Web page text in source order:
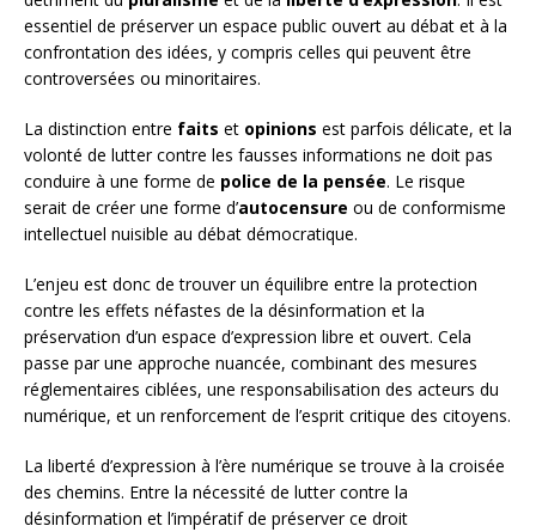
essentiel de préserver un espace public ouvert au débat et à la
confrontation des idées, y compris celles qui peuvent être
controversées ou minoritaires.
La distinction entre faits et opinions est parfois délicate, et la
volonté de lutter contre les fausses informations ne doit pas
conduire à une forme de police de la pensée. Le risque
serait de créer une forme d’autocensure ou de conformisme
intellectuel nuisible au débat démocratique.
L’enjeu est donc de trouver un équilibre entre la protection
contre les effets néfastes de la désinformation et la
préservation d’un espace d’expression libre et ouvert. Cela
passe par une approche nuancée, combinant des mesures
réglementaires ciblées, une responsabilisation des acteurs du
numérique, et un renforcement de l’esprit critique des citoyens.
La liberté d’expression à l’ère numérique se trouve à la croisée
des chemins. Entre la nécessité de lutter contre la
désinformation et l’impératif de préserver ce droit